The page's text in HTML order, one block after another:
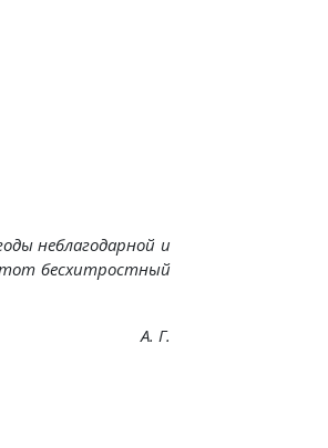
неблагодарной и
бесхитростный
А. Г.